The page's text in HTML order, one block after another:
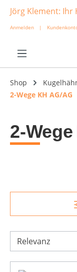
springen
Jörg Klement:
Anmelden |
Shop
2-Wege KH AG/AG
2-